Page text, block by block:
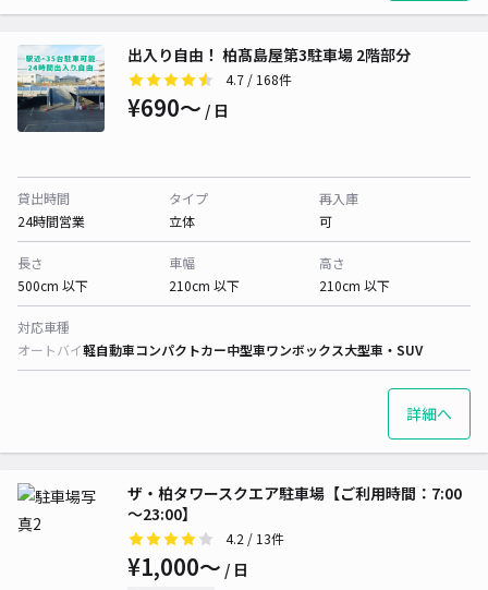
出入り自由！ 柏髙島屋第3駐車場 2階部分
4.7 / 168件
¥690〜 / 日
貸出時間
24時間営業
タイプ
立体
再入庫
可
長さ
500cm 以下
車幅
210cm 以下
高さ
210cm 以下
対応車種
オートバイ軽自動車コンパクトカー中型車ワンボックス大型車・SUV
詳細へ
ザ・柏タワースクエア駐車場【ご利用時間：7:00
～23:00】
4.2 / 13件
¥1,000〜 / 日